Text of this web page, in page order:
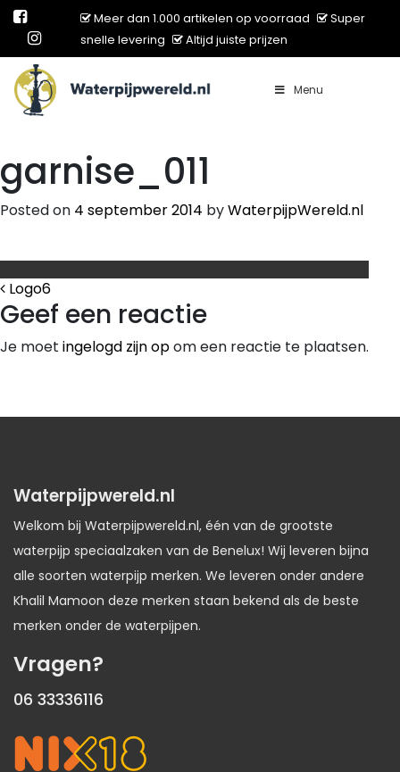
Meer dan 1.000 artikelen op voorraad
Super
snelle levering
Altijd juiste prijzen
Main Navigation Menu
garnise_011
Posted on 4 september 2014 byWaterpijpWereld.nl
Bericht Navigatie
Logo6
Geef een reactie
Je moet ingelogd zijn opom een reactie te plaatsen.
Waterpijpwereld.nl
Welkom bij Waterpijpwereld.nl, één van de grootste
waterpijp speciaalzaken van de Benelux! Wij leveren bijna
alle soorten waterpijp merken. We leveren onder andere
Khalil Mamoon deze merken staan bekend als de beste
merken onder de waterpijpen.
Vragen?
06 33336116